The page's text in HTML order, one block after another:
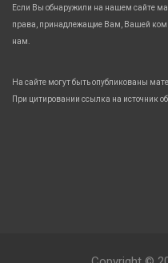
Если Вы обнаружили на нашем сайте
права, принадлежащие Вам, Вашей
нам.
На сайте могут быть опубликованы
При цитировании ссылка на источник